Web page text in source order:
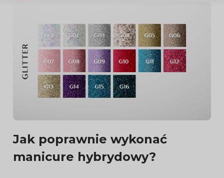
Jak poprawnie wykonać
manicure hybrydowy?